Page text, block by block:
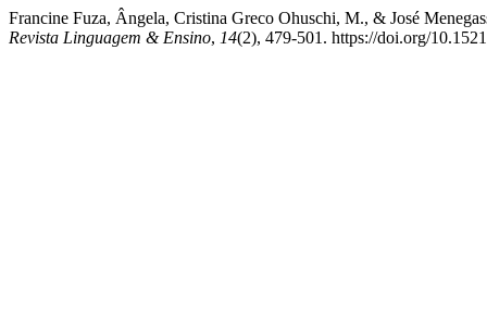
Francine Fuza, Ângela, Cristina Greco Ohuschi, M., & José
Revista Linguagem & Ensino, 14(2), 479-501. https://doi.org/